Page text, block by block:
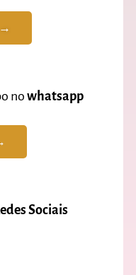
→
nowhatsapp
Sociais